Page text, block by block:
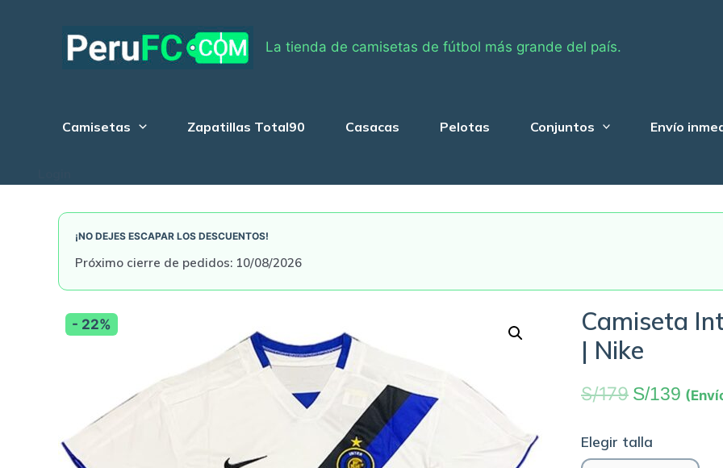
La tienda de camisetas de fútbol más grande del país.
Camisetas Zapatillas Total90 Casacas Pelotas Conjuntos Envío
¡NO DEJES ESCAPAR LOS DESCUENTOS!
Próximo cierre de pedidos: 10/08/2026
- 22%
Camiseta
| Nike
S/179 S/139
Elegir talla